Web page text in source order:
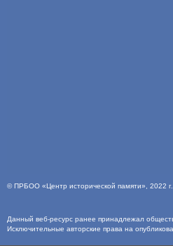
©ПРБОО «Центр исторической памяти» , 2022 г.
Данный веб-ресурс ранее принадлежал
Исключительные авторские права на